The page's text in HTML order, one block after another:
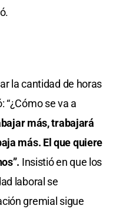
la cantidad de horas
“¿Cómo se va a
más, trabajará
más. El que quiere
Insistió en que los
laboral se
gremial sigue